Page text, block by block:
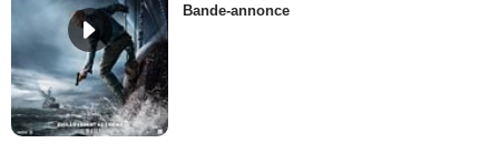
Bande-annonce